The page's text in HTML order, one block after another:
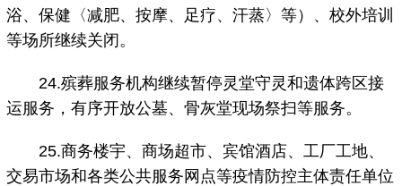
浴、保健〈减肥、按摩、足疗、汗蒸〉等）、校外培训
等场所继续关闭。
24.殡葬服务机构继续暂停灵堂守灵和遗体跨区接
运服务，有序开放公墓、骨灰堂现场祭扫等服务。
25.商务楼宇、商场超市、宾馆酒店、工厂工地、
交易市场和各类公共服务网点等疫情防控主体责任单位